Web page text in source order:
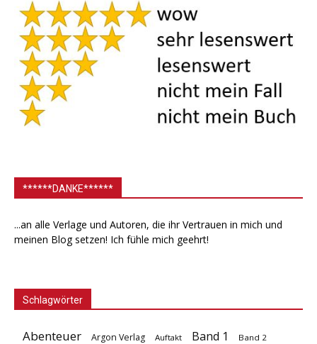
******DANKE******
...an alle Verlage und Autoren, die ihr Vertrauen in mich und
meinen Blog setzen! Ich fühle mich geehrt!
Schlagwörter
Abenteuer Argon Verlag Auftakt Band 1 Band 2